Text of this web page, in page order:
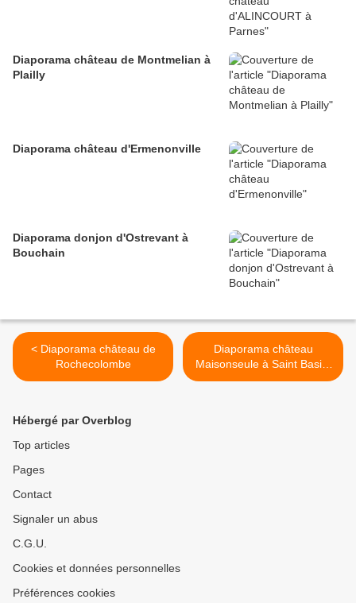
Diaporama château de Montmelian à
Plailly
Diaporama château d'Ermenonville
Diaporama donjon d'Ostrevant à
Bouchain
< Diaporama château de
Rochecolombe
Diaporama château
Maisonseule à Saint Basile
>
Hébergé par Overblog
Top articles
Pages
Contact
Signaler un abus
C.G.U.
Cookies et données personnelles
Préférences cookies